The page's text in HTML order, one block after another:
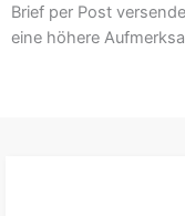
Brief per Post
eine höhere